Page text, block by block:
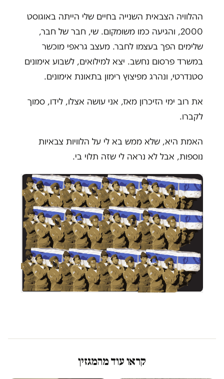
ההלוויה הצבאית השנייה בחיים שלי הייתה באוגוסט
2000, והגיעה כמו משומקום. שי, חבר של חבר,
שלימים הפך בעצמו לחבר. מעצב גראפי מוכשר
במשרד פרסום נחשב. יצא למילואים, לשבוע אימונים
סטנדרטי, ונהרג מפיצוץ רימון בתאונת אימונים.
את רוב ימי הזיכרון מאז, אני עושה אצלו, לידו, סמוך
לקברו.
האמת היא, שלא ממש בא לי על הלוויות צבאיות
נוספות, אבל לא נראה לי שזה תלוי בי.
קראו עוד מהמגזין